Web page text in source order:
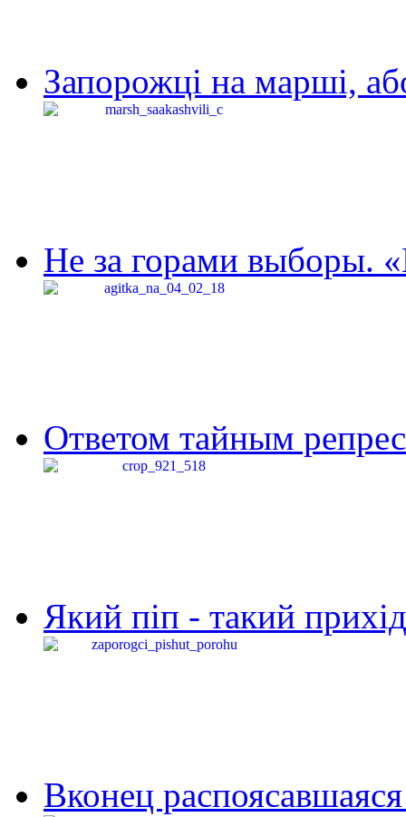
Запорожці на марші,
Не за горами выборы.
Ответом тайным
Який піп - такий
Вконец